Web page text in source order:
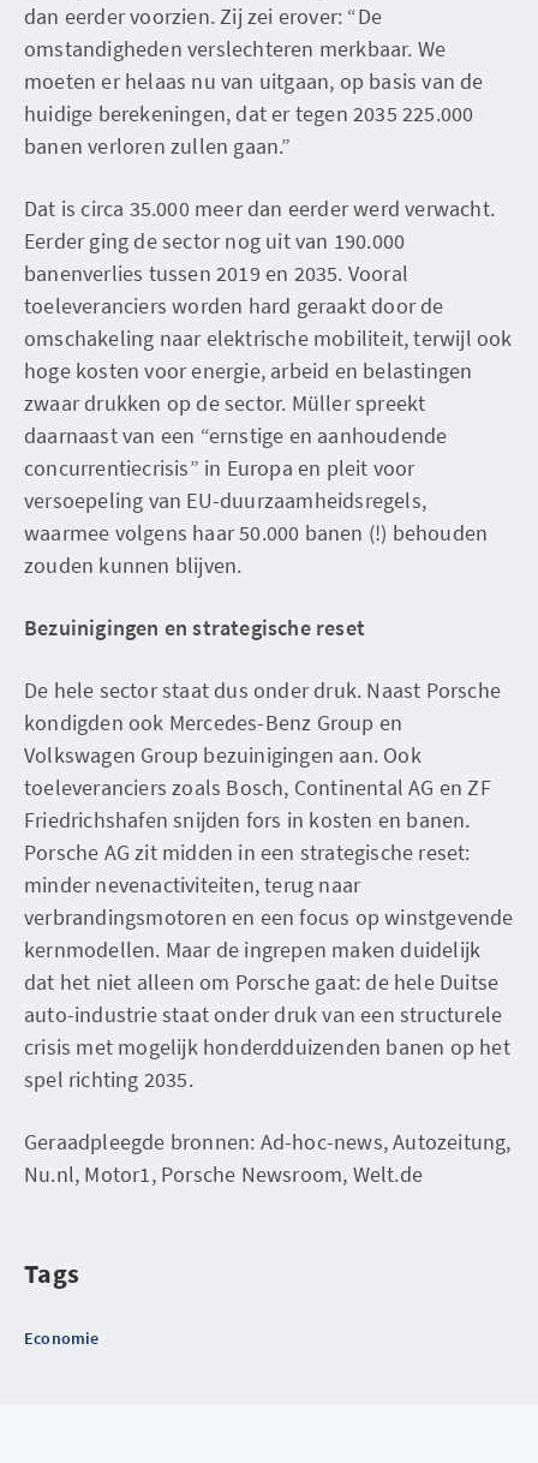
dan eerder voorzien. Zij zei erover: “De
omstandigheden verslechteren merkbaar. We
moeten er helaas nu van uitgaan, op basis van de
huidige berekeningen, dat er tegen 2035 225.000
banen verloren zullen gaan.”
Dat is circa 35.000 meer dan eerder werd verwacht.
Eerder ging de sector nog uit van 190.000
banenverlies tussen 2019 en 2035. Vooral
toeleveranciers worden hard geraakt door de
omschakeling naar elektrische mobiliteit, terwijl ook
hoge kosten voor energie, arbeid en belastingen
zwaar drukken op de sector. Müller spreekt
daarnaast van een “ernstige en aanhoudende
concurrentiecrisis” in Europa en pleit voor
versoepeling van EU-duurzaamheidsregels,
waarmee volgens haar 50.000 banen (!) behouden
zouden kunnen blijven.
Bezuinigingen en strategische reset
De hele sector staat dus onder druk. Naast Porsche
kondigden ook Mercedes-Benz Group en
Volkswagen Group bezuinigingen aan. Ook
toeleveranciers zoals Bosch, Continental AG en ZF
Friedrichshafen snijden fors in kosten en banen.
Porsche AG zit midden in een strategische reset:
minder nevenactiviteiten, terug naar
verbrandingsmotoren en een focus op winstgevende
kernmodellen. Maar de ingrepen maken duidelijk
dat het niet alleen om Porsche gaat: de hele Duitse
auto-industrie staat onder druk van een structurele
crisis met mogelijk honderdduizenden banen op het
spel richting 2035.
Geraadpleegde bronnen: Ad-hoc-news, Autozeitung,
Nu.nl, Motor1, Porsche Newsroom, Welt.de
Tags
Economie